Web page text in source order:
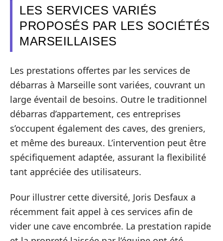
LES SERVICES VARIÉS
PROPOSÉS PAR LES SOCIÉTÉS
MARSEILLAISES
Les prestations offertes par les services de
débarras à Marseille sont variées, couvrant un
large éventail de besoins. Outre le traditionnel
débarras d’appartement, ces entreprises
s’occupent également des caves, des greniers,
et même des bureaux. L’intervention peut être
spécifiquement adaptée, assurant la flexibilité
tant appréciée des utilisateurs.
Pour illustrer cette diversité, Joris Desfaux a
récemment fait appel à ces services afin de
vider une cave encombrée. La prestation rapide